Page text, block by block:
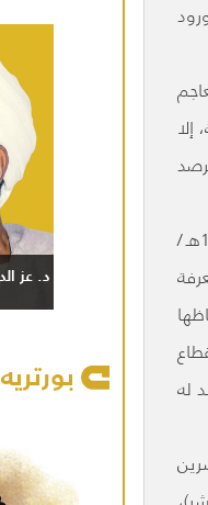
إلا
غني عن البيان أن أهل اللغة العربية هم أول من أنتج معجماً للغتهم مع معجم العين للخليل بن أحمد الفراهيدي (173هـ /
له
د. عز
بورتريه